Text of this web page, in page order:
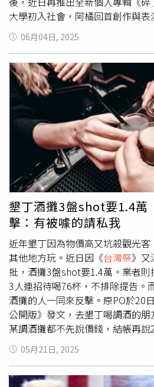
露奶油，與澄清湯相互交融後更
許多以海鮮來提味，例如「胭脂
嫩、甜味濃郁的新鮮胭脂蝦，搭
入烏龍茶凍帶來一抹優雅韻味；
肉與烏魚子自然地鋪在柔嫩蛋體上
蛋」，透過澆淋主廚親自慢火煉
鮮味。「炸玉米糕搭配酸奶青醬
攝）入口熱燙的「炸玉米糕搭配
開胃菜，主廚特別加入台灣人熟
軟，再佐以爽口的酸奶青醬、刨
到解膩作用；主菜「煎烤鮭魚肚
醬」則以柔和醬汁連結起海洋與
隨之更新，其中飲品部分由專業
發，酒精特調選用西洋梨、馬鬱蘭
底，無酒精飲品則有甜菜根、洛神
烤鮭魚肚、炙燒蔬菜與檸檬蛤蜊奶
魏妤靜攝）在菜單設計上，主廚
想法、抓出大框架，Tank則是風
計者。（圖／魏妤靜攝）從
中式筷子、日式湯匙，便可看出餐
及雙主廚不同的料理風格碰撞。
現為甫於7月入選2025米其林推薦
Yang主廚，Craig來自總舖師世家
與辦桌精神，他將自身於米其林
技法融合，開展出具有台灣記憶
一主廚胡旭峰Tank是26歲那年在
大學初入社會，阿橘回首創作與
耳機時，才透過一首首新歌，提
必經過程」，阿橘坦言當身邊安
實面對自己反而帶來創作的堅持
的學霸少女，在創作的路上，學會
緒，將少女的心思，用聰慧的創
目，同樣帶來不少驚喜，其中單
星趙翊帆跨刀合作，這首被形容
之作」，深刻體現了Z世代所面臨
輯音樂製作有一路以來的老戰友
手新銳音樂製作人Flowstrong等
Taipei City pop」穿上最適合的
行，阿橘也預告將於今年7月5日
D 舉辦個人專場，盼透過音樂與城
靈魂相遇。
06月04日, 2025
墾丁酒攤3盤shot要1.4
擊：有被噱的請私我
近年墾丁因為物價高又坑殺觀光
其他地方玩。近日因《台灣祭》又
批，酒攤3盤shot要1.4萬。業者則
3人連招待喝76杯，不排除提告。
酒攤的人一同來反擊。原PO於20
公開版》發文，去墾丁喝調酒的朋
某調酒攤都不先說價錢，結帳再
shot要14000元。隔日原PO再發
盤shot要14000的，店家決定提告
那間調酒攤被噱的朋友們，請私
05月21日, 2025